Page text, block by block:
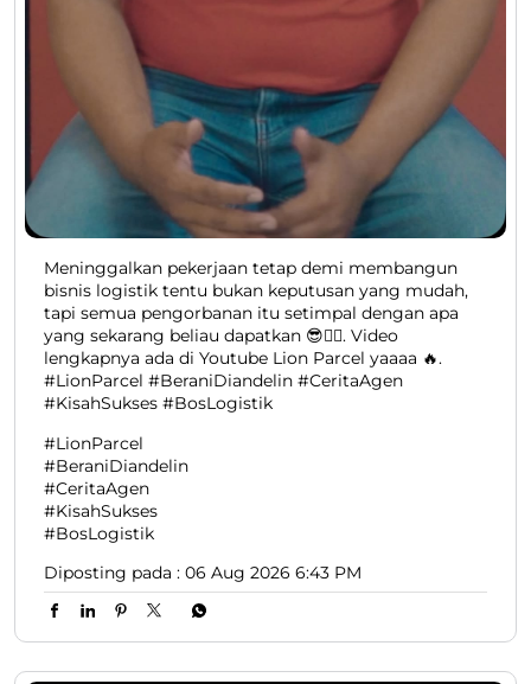
Meninggalkan pekerjaan tetap demi membangun
bisnis logistik tentu bukan keputusan yang mudah,
tapi semua pengorbanan itu setimpal dengan apa
yang sekarang beliau dapatkan 😎👍🏻. Video
lengkapnya ada di Youtube Lion Parcel yaaaa 🔥.
#LionParcel #BeraniDiandelin #CeritaAgen
#KisahSukses #BosLogistik
#LionParcel
#BeraniDiandelin
#CeritaAgen
#KisahSukses
#BosLogistik
Diposting pada : 06 Aug 2026 6:43 PM